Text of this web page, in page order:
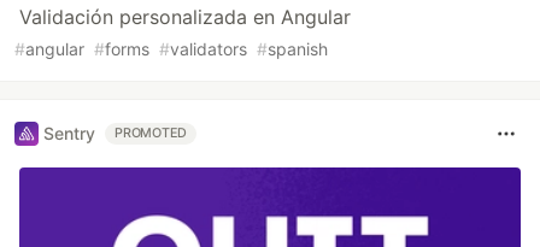
Validación personalizada en Angular
#angular #forms #validators #spanish
Sentry PROMOTED